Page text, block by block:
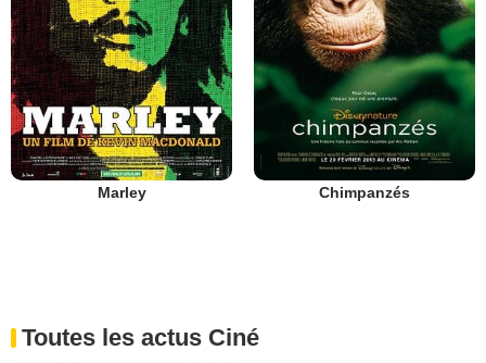
Marley Chimpanzés
Toutes les actus Ciné